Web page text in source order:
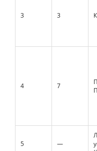
3 3
4 7
5 —